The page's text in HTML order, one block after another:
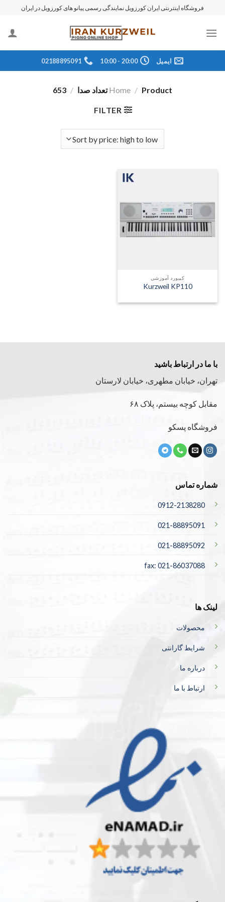
محتوا
فروشگاه اینترنتی ایران کورزویل نمایندگی رسمی پیانو های کورزویل در ایران
ایمیل 20:00 - 10:00
02188895091
Home / Product تعداد صدا /
FILTER
کیبورد آموزشی
Kurzweil KP110
با ما در ارتباط باشید
تهران، خیابان مطهری، خیابان لارستان
مقابل کوچه بیستم، پلاک ۶۸
فروشگاه پسکو
شماره تماس
0912-2138280
021-88895091
021-88895092
fax: 021-86037088
لینک ها
محصولات
شرایط گارانتی
درباره ما
ارتباط با ما